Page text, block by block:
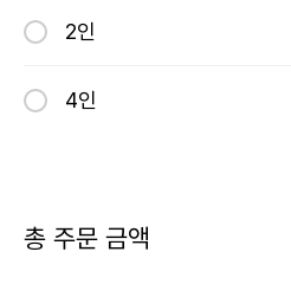
2인
4인
총 주문 금액